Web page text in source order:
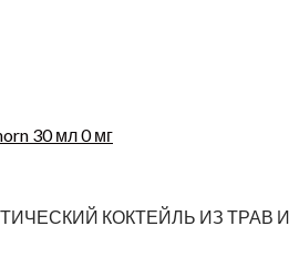
30 мл 0 мг
КОКТЕЙЛЬ ИЗ ТРАВ И